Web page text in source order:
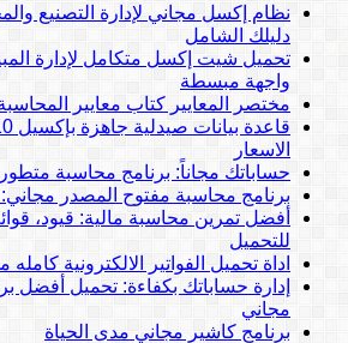
نظام إكسل مجاني لإدارة التصنيع
دليلك الشامل
تحميل شيت إكسل متكامل لإدارة
واجهة مبسطة
مختصر المعايير كتاب معايير
الاسعار
حساباتك مجاناً: برنامج محاسبة متطور مع
برنامج محاسبة مفتوح المصدر مجاني:
للتحميل
اداة تحميل الفواتير الالكترونية
إدارة حساباتك بكفاءة: تحميل أفضل
مجاني
برنامج كاشير مجاني مدى الحياة